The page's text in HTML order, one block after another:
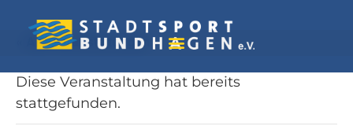
« Alle Veranstaltungen
Diese Veranstaltung hat bereits
stattgefunden.